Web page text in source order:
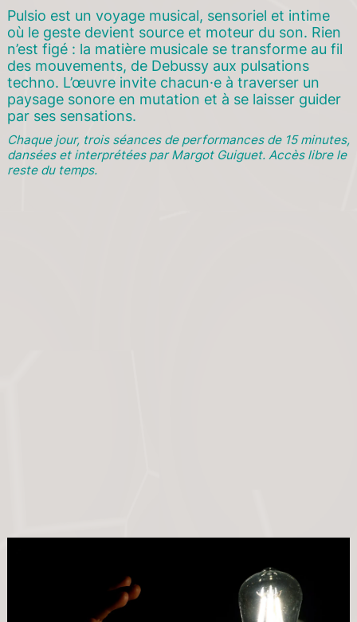
Pulsio est un voyage musical, sensoriel et intime
où le geste devient source et moteur du son. Rien
n’est figé : la matière musicale se transforme au fil
des mouvements, de Debussy aux pulsations
techno. L’œuvre invite chacun·e à traverser un
paysage sonore en mutation et à se laisser guider
par ses sensations.
Chaque jour, trois séances de performances de 15 minutes,
dansées et interprétées par Margot Guiguet. Accès libre le
reste du temps.